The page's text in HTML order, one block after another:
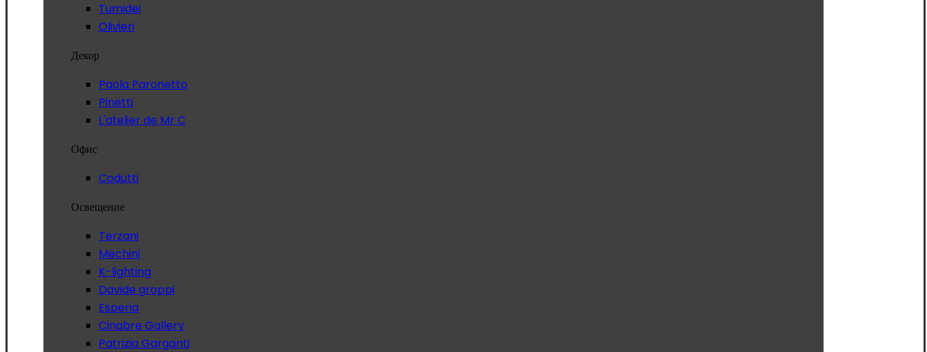
Tumidei
Olivieri
Декор
Paola Paronetto
Pinetti
L'atelier de Mr C
Офис
Codutti
Освещение
Terzani
Mechini
K-lighting
Davide groppi
Esperia
Cinabre Gallery
Patrizia Garganti